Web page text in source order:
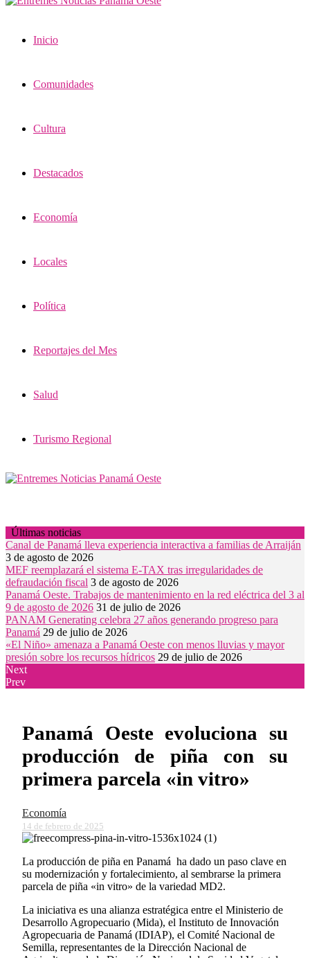
Inicio
Comunidades
Cultura
Destacados
Economía
Locales
Política
Reportajes del Mes
Salud
Turismo Regional
Últimas noticias
Canal de Panamá lleva experiencia interactiva a familias de Arraiján
3 de agosto de 2026
MEF reemplazará el sistema E-TAX tras irregularidades de
defraudación fiscal 3 de agosto de 2026
Panamá Oeste. Trabajos de mantenimiento en la red eléctrica del 3 al
9 de agosto de 2026 31 de julio de 2026
PANAM Generating celebra 27 años generando progreso para
Panamá 29 de julio de 2026
«El Niño» amenaza a Panamá Oeste con menos lluvias y mayor
presión sobre los recursos hídricos 29 de julio de 2026
Next
Prev
Panamá Oeste evoluciona su
producción de piña con su
primera parcela «in vitro»
Economía
14 de febrero de 2025
La producción de piña en Panamá ha dado un paso clave en
su modernización y fortalecimiento, al sembrarse la primera
parcela de piña «in vitro» de la variedad MD2.
La iniciativa es una alianza estratégica entre el Ministerio de
Desarrollo Agropecuario (Mida), el Instituto de Innovación
Agropecuaria de Panamá (IDIAP), el Comité Nacional de
Semilla, representantes de la Dirección Nacional de